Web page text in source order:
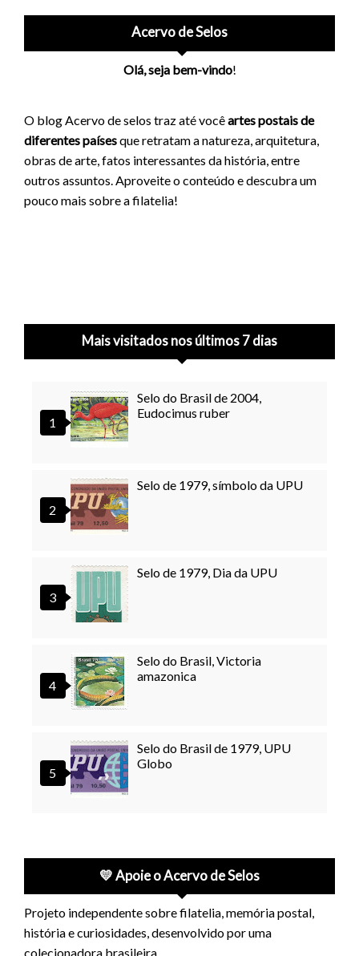
Acervo de Selos
Olá, seja bem-vindo!
O blog Acervo de selos traz até vocêartes postais de
diferentes paísesque retratam a natureza, arquitetura,
obras de arte, fatos interessantes da história, entre
outros assuntos. Aproveite o conteúdo e descubra um
pouco mais sobre a filatelia!
Mais visitados nos últimos 7 dias
Selo do Brasil de 2004,
Eudocimus ruber
Selo de 1979, símbolo da UPU
Selo de 1979, Dia da UPU
Selo do Brasil, Victoria
amazonica
Selo do Brasil de 1979, UPU
Globo
💛 Apoie o Acervo de Selos
Projeto independente sobre filatelia, memória postal,
história e curiosidades, desenvolvido por uma
colecionadora brasileira.